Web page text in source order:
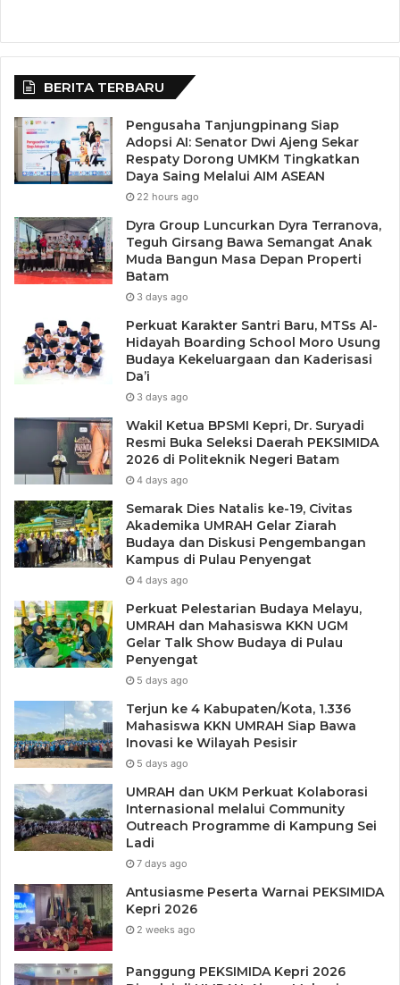
Tags Ekonomi Masyarakat Indomaret Pemuda ICMI Kepri
BERITA TERBARU
Pengusaha Tanjungpinang Siap
Adopsi AI: Senator Dwi Ajeng Sekar
Respaty Dorong UMKM Tingkatkan
Daya Saing Melalui AIM ASEAN
22 hours ago
Dyra Group Luncurkan Dyra Terranova,
Teguh Girsang Bawa Semangat Anak
Muda Bangun Masa Depan Properti
Batam
3 days ago
Perkuat Karakter Santri Baru, MTSs Al-
Hidayah Boarding School Moro Usung
Budaya Kekeluargaan dan Kaderisasi
Da’i
3 days ago
Wakil Ketua BPSMI Kepri, Dr. Suryadi
Resmi Buka Seleksi Daerah PEKSIMIDA
2026 di Politeknik Negeri Batam
4 days ago
Semarak Dies Natalis ke-19, Civitas
Akademika UMRAH Gelar Ziarah
Budaya dan Diskusi Pengembangan
Kampus di Pulau Penyengat
4 days ago
Perkuat Pelestarian Budaya Melayu,
UMRAH dan Mahasiswa KKN UGM
Gelar Talk Show Budaya di Pulau
Penyengat
5 days ago
Terjun ke 4 Kabupaten/Kota, 1.336
Mahasiswa KKN UMRAH Siap Bawa
Inovasi ke Wilayah Pesisir
5 days ago
UMRAH dan UKM Perkuat Kolaborasi
Internasional melalui Community
Outreach Programme di Kampung Sei
Ladi
7 days ago
Antusiasme Peserta Warnai PEKSIMIDA
Kepri 2026
2 weeks ago
Panggung PEKSIMIDA Kepri 2026